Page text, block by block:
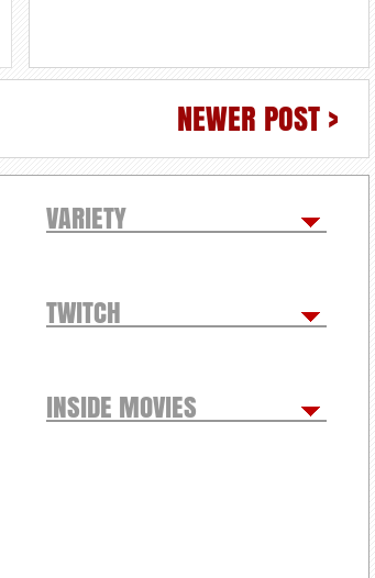
NEWER POST >
VARIETY
TWITCH
INSIDE MOVIES